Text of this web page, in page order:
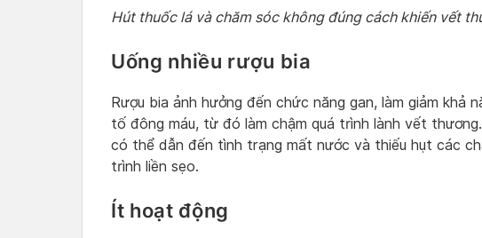
Hút thuốc lá và chăm sóc không đúng cách khiến vết
Uống nhiều rượu bia
Rượu bia ảnh hưởng đến chức năng gan, làm giảm khả
tố đông máu, từ đó làm chậm quá trình lành vết
có thể dẫn đến tình trạng mất nước và thiếu hụt các
trình liền sẹo.
Ít hoạt động